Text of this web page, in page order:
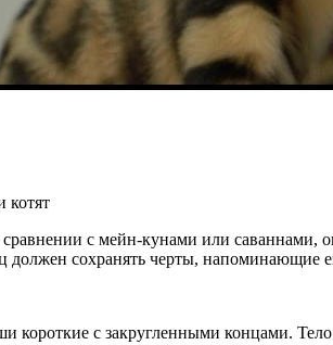
котят
с мейн-кунами или саваннами,
должен сохранять черты, напоминающие
короткие с закругленными концами.